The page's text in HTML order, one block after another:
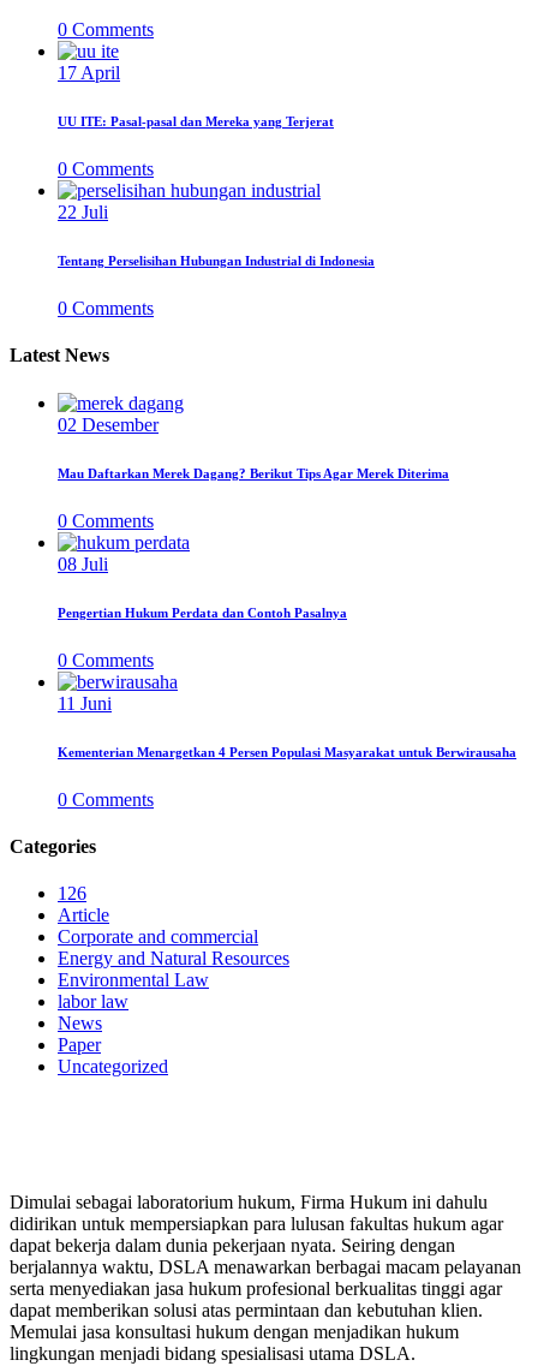
0 Comments
17 April
UU ITE: Pasal-pasal dan Mereka yang Terjerat
0 Comments
22 Juli
Tentang Perselisihan Hubungan Industrial di Indonesia
0 Comments
Latest News
02 Desember
Mau Daftarkan Merek Dagang? Berikut Tips Agar Merek Diterima
0 Comments
08 Juli
Pengertian Hukum Perdata dan Contoh Pasalnya
0 Comments
11 Juni
Kementerian Menargetkan 4 Persen Populasi Masyarakat untuk Berwirausaha
0 Comments
Categories
126
Article
Corporate and commercial
Energy and Natural Resources
Environmental Law
labor law
News
Paper
Uncategorized
Dimulai sebagai laboratorium hukum, Firma Hukum ini dahulu
didirikan untuk mempersiapkan para lulusan fakultas hukum agar
dapat bekerja dalam dunia pekerjaan nyata. Seiring dengan
berjalannya waktu, DSLA menawarkan berbagai macam pelayanan
serta menyediakan jasa hukum profesional berkualitas tinggi agar
dapat memberikan solusi atas permintaan dan kebutuhan klien.
Memulai jasa konsultasi hukum dengan menjadikan hukum
lingkungan menjadi bidang spesialisasi utama DSLA.